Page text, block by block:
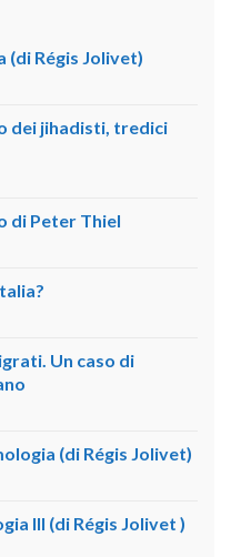
(di Régis Jolivet)
dei jihadisti, tredici
di Peter Thiel
Un caso di
(di Régis Jolivet)
III (di Régis Jolivet )